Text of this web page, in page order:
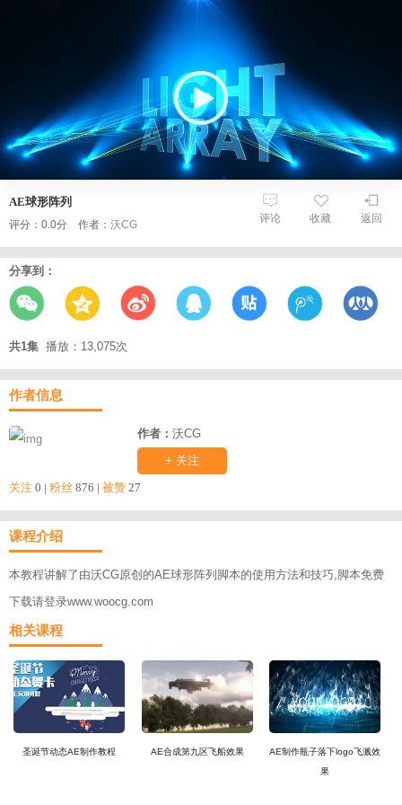
AE球形阵列
评分：0.0分 作者： 沃CG 返回
收藏
评论
分享到：
共1集 播放：13,075次
作者信息
作者：沃CG
+ 关注
关注 0 | 粉丝 876 | 被赞 27
课程介绍
本教程讲解了由沃CG原创的AE球形阵列脚本的使用方法和技巧,脚本免费
下载请登录www.woocg.com
相关课程
圣诞节动态AE制作教程 AE合成第九区飞船效果
AE制作瓶子落下logo飞溅效
果